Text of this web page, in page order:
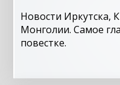
Новости Иркутска,
Монголии. Самое
повестке.